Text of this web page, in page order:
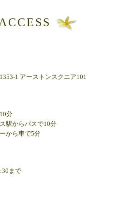
1 アーストンスクエア101
分
駅からバスで10分
から車で5分
まで